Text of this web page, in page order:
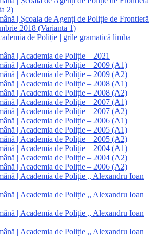
2)
| Școala de Agenți de Poliție de Frontieră
2018 (Varianta 1)
de Poliție | grile gramatică limba
| Academia de Poliție – 2021
| Academia de Poliție – 2009 (A1)
| Academia de Poliție – 2009 (A2)
| Academia de Poliție – 2008 (A1)
| Academia de Poliție – 2008 (A2)
| Academia de Poliție – 2007 (A1)
| Academia de Poliție – 2007 (A2)
| Academia de Poliție – 2006 (A1)
| Academia de Poliție – 2005 (A1)
| Academia de Poliție – 2005 (A2)
| Academia de Poliție – 2004 (A1)
| Academia de Poliție – 2004 (A2)
| Academia de Poliție – 2006 (A2)
| Academia de Poliție ,, Alexandru Ioan
| Academia de Poliție ,, Alexandru Ioan
| Academia de Poliție ,, Alexandru Ioan
| Academia de Poliție ,, Alexandru Ioan